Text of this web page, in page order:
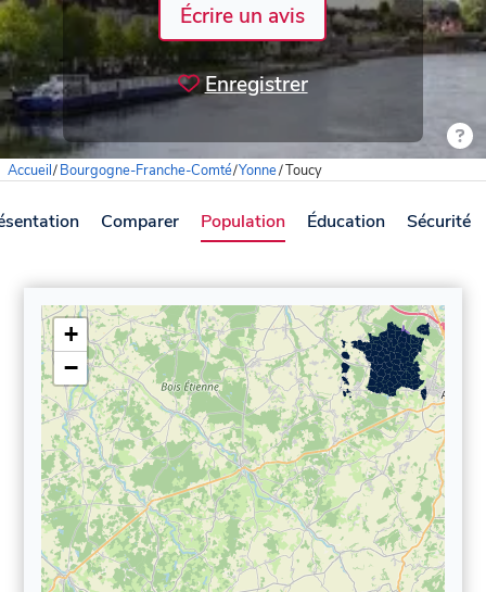
Écrire un avis
Enregistrer
Accueil/Bourgogne-Franche-Comté/Yonne/Toucy
Comparer Population Éducation Sécurité
+
−